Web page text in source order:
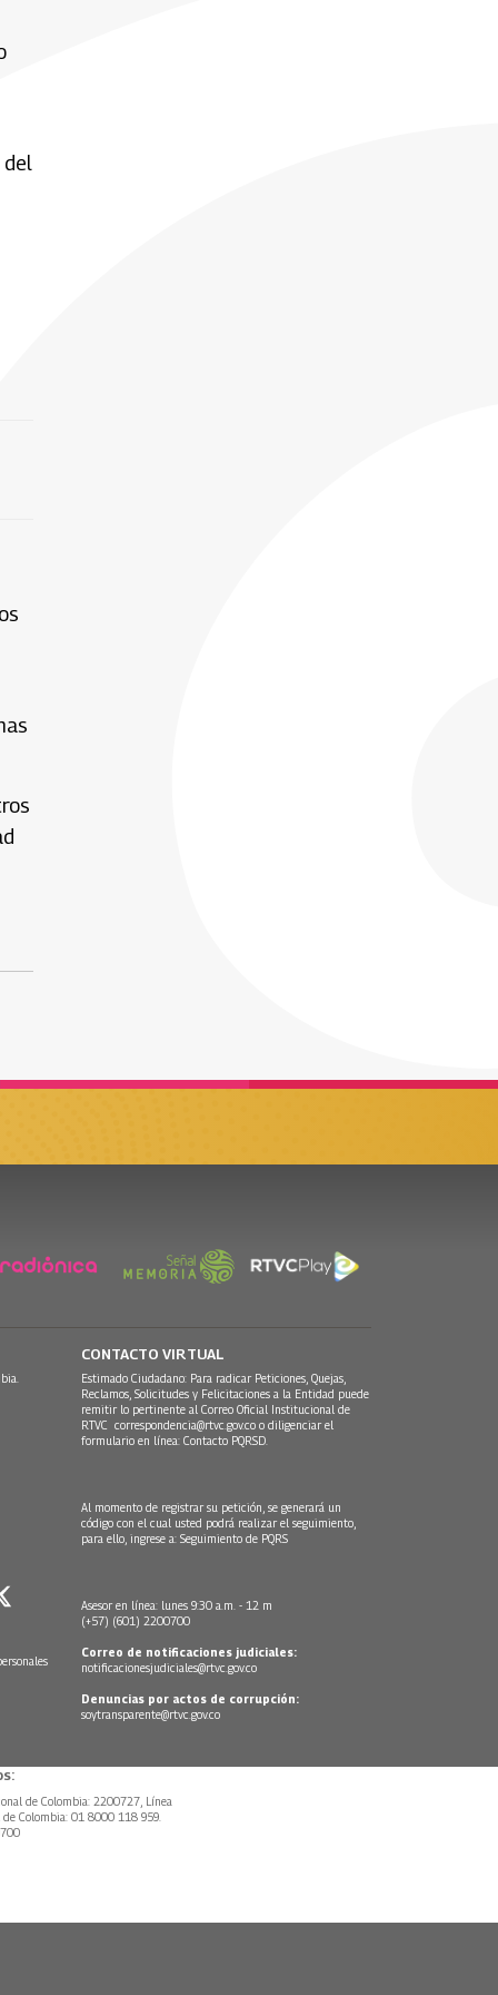
del
CONTACTO VIRTUAL
Estimado Ciudadano: Para radicar Peticiones, Quejas,
Reclamos, Solicitudes y Felicitaciones a la Entidad puede
remitir lo pertinente al Correo Oficial Institucional de
RTVC correspondencia@rtvc.gov.co o diligenciar el
formulario en línea: Contacto PQRSD.
Al momento de registrar su petición, se generará un
código con el cual usted podrá realizar el seguimiento,
para ello, ingrese a: Seguimiento de PQRS
Asesor en línea: lunes 9:30 a.m. - 12 m
(+57) (601) 2200700
Correo de notificaciones judiciales:
notificacionesjudiciales@rtvc.gov.co
Denuncias por actos de corrupción:
soytransparente@rtvc.gov.co
de Colombia: 2200727, Línea
Colombia: 01 8000 118 959.